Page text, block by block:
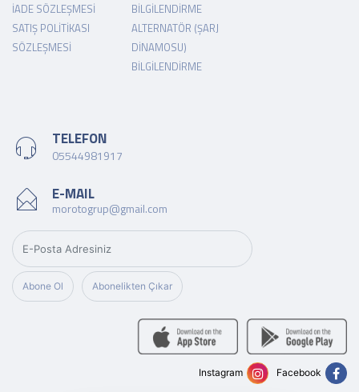
İADE SÖZLEŞMESI
SATIŞ POLITIKASI
SÖZLEŞMESI
BILGILENDIRME
ALTERNATÖR (ŞARJ
DINAMOSU)
BILGILENDIRME
TELEFON
05544981917
E-MAIL
morotogrup@gmail.com
Abone Ol Abonelikten Çıkar
Facebook
Instagram